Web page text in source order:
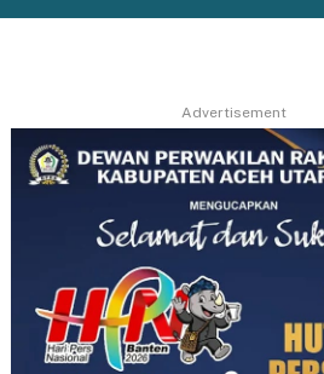
Advertisement